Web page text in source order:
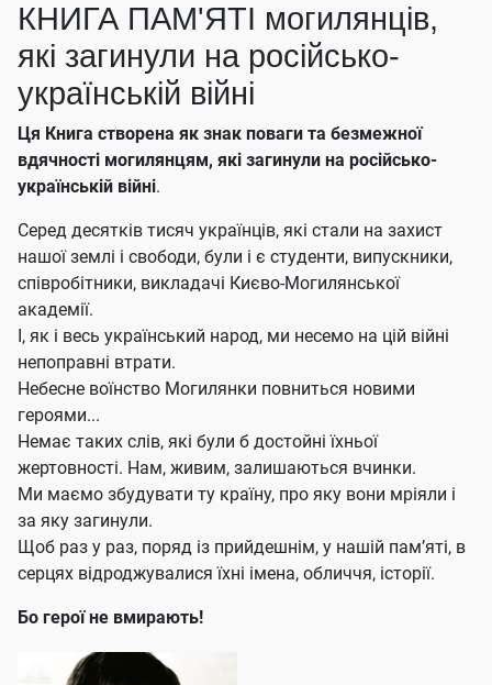
КНИГА ПАМ'ЯТІ могилянців,
які загинули на російсько-
українській війні
Ця Книга створена як знак поваги та безмежної
вдячності могилянцям, які загинули на російсько-
українській війні.
Серед десятків тисяч українців, які стали на захист
нашої землі і свободи, були і є студенти, випускники,
співробітники, викладачі Києво-Могилянської
академії.
І, як і весь український народ, ми несемо на цій війні
непоправні втрати.
Небесне воїнство Могилянки повниться новими
героями...
Немає таких слів, які були б достойні їхньої
жертовності. Нам, живим, залишаються вчинки.
Ми маємо збудувати ту країну, про яку вони мріяли і
за яку загинули.
Щоб раз у раз, поряд із прийдешнім, у нашій пам’яті, в
серцях відроджувалися їхні імена, обличчя, історії.
Бо герої не вмирають!